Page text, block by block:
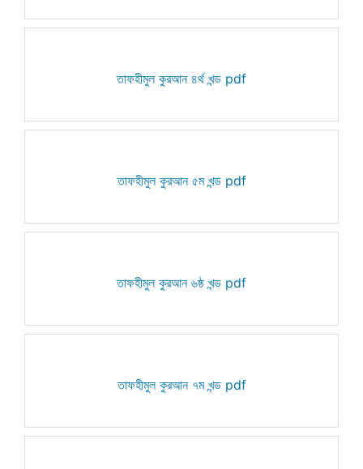
তাফহীমুল কুরআন ৪র্থ খন্ড pdf
তাফহীমুল কুরআন ৫ম খন্ড pdf
তাফহীমুল কুরআন ৬ষ্ঠ খন্ড pdf
তাফহীমুল কুরআন ৭ম খন্ড pdf